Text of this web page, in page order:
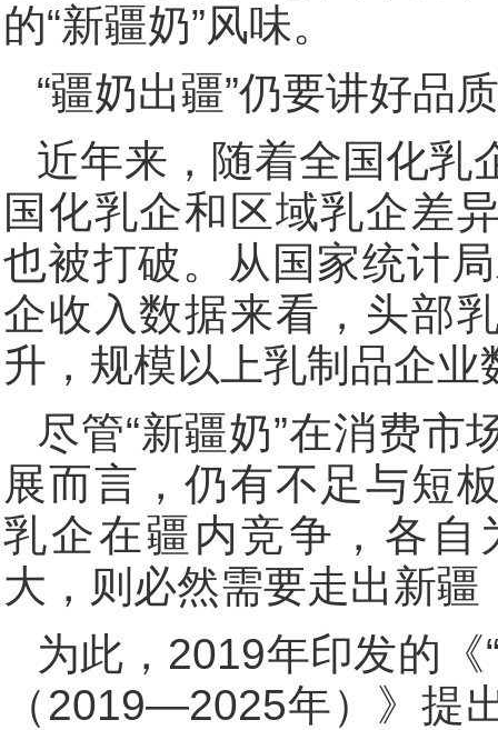
的“新疆奶”风味。
“疆奶出疆”仍要讲好品
近年来，随着全国化乳
国化乳企和区域乳企差
也被打破。从国家统计
企收入数据来看，头部
升，规模以上乳制品企
尽管“新疆奶”在消费市
展而言，仍有不足与短
乳企在疆内竞争，各
大，则必然需要走出新
为此，2019年印发的《
（2019—2025年）》提